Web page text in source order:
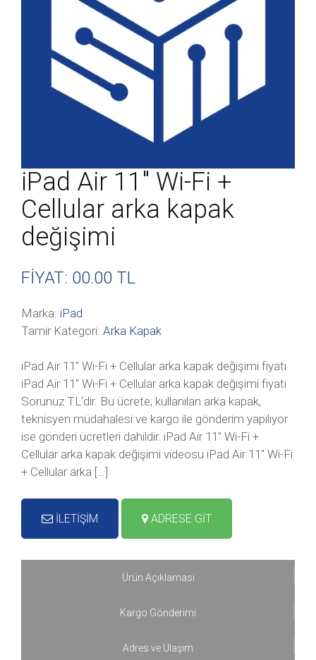
iPad Air 11″ Wi-Fi +
Cellular arka kapak
değişimi
FİYAT: 00.00 TL
Marka: iPad
Tamir Kategori: Arka Kapak
iPad Air 11″ Wi-Fi + Cellular arka kapak değişimi fiyatı
iPad Air 11″ Wi-Fi + Cellular arka kapak değişimi fiyatı
Sorunuz TL‘dir. Bu ücrete; kullanılan arka kapak,
teknisyen müdahalesi ve kargo ile gönderim yapılıyor
ise gönderi ücretleri dahildir. iPad Air 11″ Wi-Fi +
Cellular arka kapak değişimi videosu iPad Air 11″ Wi-Fi
+ Cellular arka […]
İLETİŞİM ADRESE GİT
Ürün Açıklaması
Kargo Gönderimi
Adres ve Ulaşım